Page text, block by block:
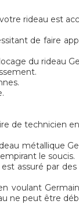
rideau est
de faire
du rideau
de technicien
métallique
le soucis.
assuré par
voulant
ne peut être